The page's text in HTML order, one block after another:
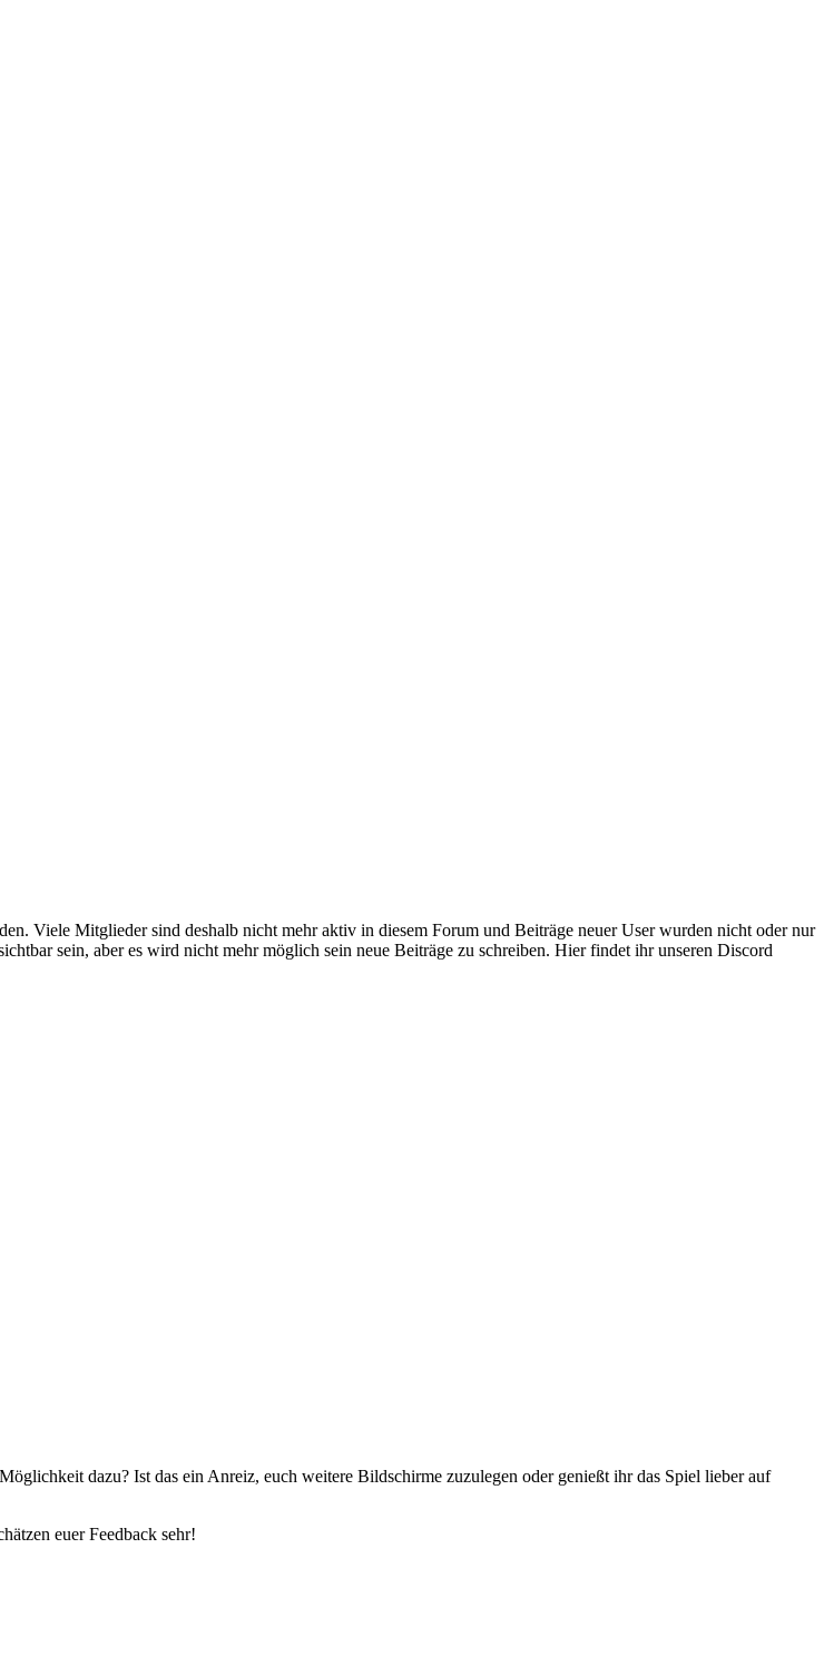
Viele Mitglieder sind deshalb nicht mehr aktiv in diesem Forum und Beiträge neuer User wurden nicht oder nur
sein, aber es wird nicht mehr möglich sein neue Beiträge zu schreiben. Hier findet ihr unseren Discord
dazu? Ist das ein Anreiz, euch weitere Bildschirme zuzulegen oder genießt ihr das Spiel lieber auf
euer Feedback sehr!